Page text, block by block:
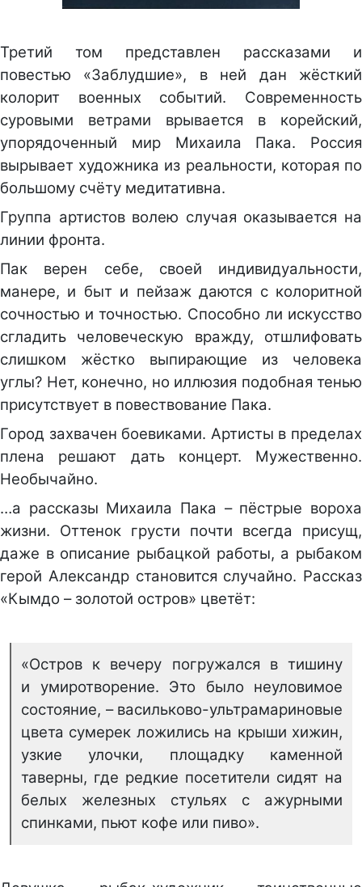
Третий том представлен рассказами и
повестью «Заблудшие», в ней дан жёсткий
колорит военных событий. Современность
суровыми ветрами врывается в корейский,
упорядоченный мир Михаила Пака. Россия
вырывает художника из реальности, которая по
большому счёту медитативна.
Группа артистов волею случая оказывается на
линии фронта.
Пак верен себе, своей индивидуальности,
манере, и быт и пейзаж даются с колоритной
сочностью и точностью. Способно ли искусство
сгладить человеческую вражду, отшлифовать
слишком жёстко выпирающие из человека
углы? Нет, конечно, но иллюзия подобная тенью
присутствует в повествование Пака.
Город захвачен боевиками. Артисты в пределах
плена решают дать концерт. Мужественно.
Необычайно.
…а рассказы Михаила Пака – пёстрые вороха
жизни. Оттенок грусти почти всегда присущ,
даже в описание рыбацкой работы, а рыбаком
герой Александр становится случайно. Рассказ
«Кымдо – золотой остров» цветёт:
«Остров к вечеру погружался в тишину
и умиротворение. Это было неуловимое
состояние, – васильково-ультрамариновые
цвета сумерек ложились на крыши хижин,
узкие улочки, площадку каменной
таверны, где редкие посетители сидят на
белых железных стульях с ажурными
спинками, пьют кофе или пиво».